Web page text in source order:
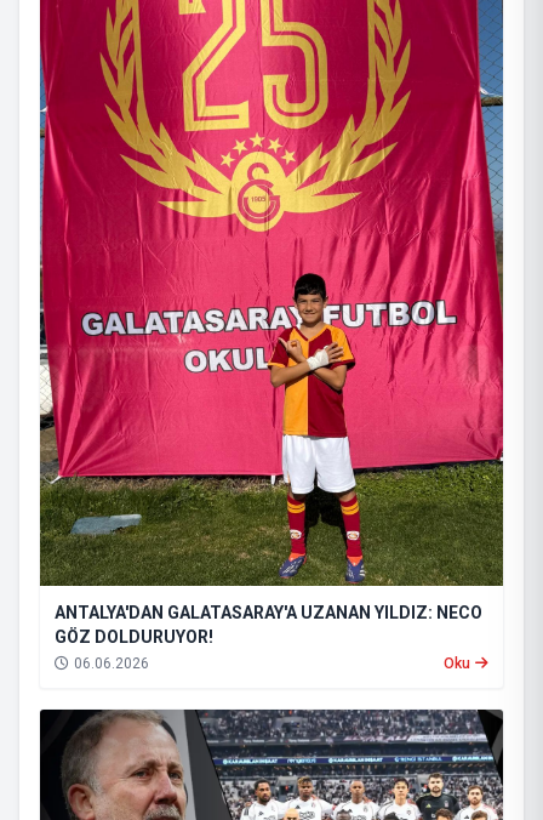
ANTALYA'DAN GALATASARAY'A UZANAN YILDIZ: NECO
GÖZ DOLDURUYOR!
06.06.2026 Oku